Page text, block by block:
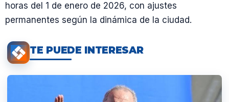
horas del 1 de enero de 2026, con ajustes
permanentes según la dinámica de la ciudad.
TE PUEDE INTERESAR